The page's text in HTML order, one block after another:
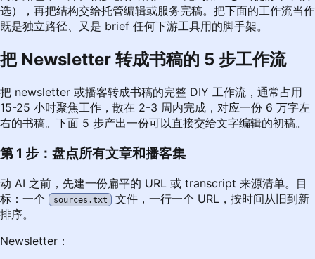
选），再把结构交给托管编辑或服务完稿。把下面的工作流当作
既是独立路径、又是 brief 任何下游工具用的脚手架。
把 Newsletter 转成书稿的 5 步工作流
把 newsletter 或播客转成书稿的完整 DIY 工作流，通常占用
15-25 小时聚焦工作，散在 2-3 周内完成，对应一份 6 万字左
右的书稿。下面 5 步产出一份可以直接交给文字编辑的初稿。
第 1 步：盘点所有文章和播客集
动 AI 之前，先建一份扁平的 URL 或 transcript 来源清单。目
标：一个
sources.txt
文件，一行一个 URL，按时间从旧到新
排序。
Newsletter：